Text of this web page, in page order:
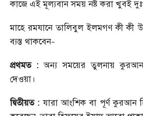
কাজে এই মূল্যবান সময় নষ্ট করা খুবই
মাহে রমযানে তালিবুল ইলমগণ কী কী
ব্যস্ত থাকবেন–
প্রথমত : অন্য সময়ের তুলনায় কুরআন
দেওয়া।
দ্বিতীয়ত : যারা আংশিক বা পূর্ণ কুরআন